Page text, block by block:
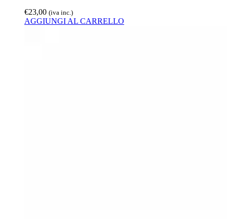
€23,00 (iva inc.)
AGGIUNGI AL CARRELLO